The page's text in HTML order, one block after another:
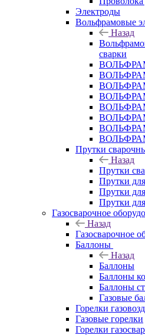
Электроды
Вольфрамовые
Назад
сварки
ВОЛЬФРАМ
Прутки
Назад
Прутки
Прутки
Прутки
Прутки
Газосварочное
Назад
Газосварочное
Баллоны
Назад
Баллоны
Баллоны
Баллоны
Газовые
Горелки
Газовые горелки
Горелки